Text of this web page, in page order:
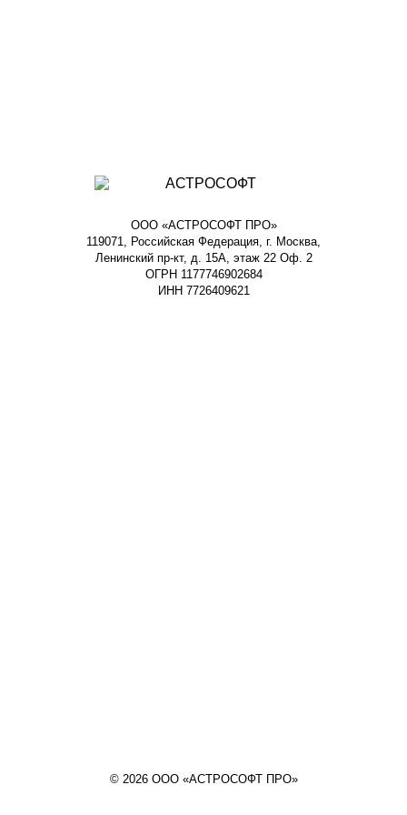
ООО «АСТРОСОФТ ПРО»
119071, Российская Федерация, г. Москва,
Ленинский пр-кт, д. 15А, этаж 22 Оф. 2
ОГРН 1177746902684
ИНН 7726409621
© 2026 ООО «АСТРОСОФТ ПРО»